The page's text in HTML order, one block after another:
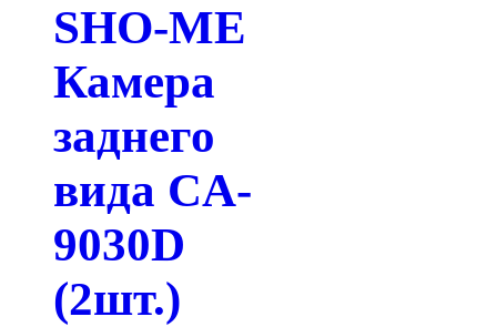
SHO-ME
Камера
заднего
вида CA-
9030D
(2шт.)